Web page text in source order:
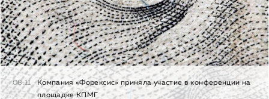
08.11
Компания «Форексис» приняла участие в конференции на
площадке КПМГ